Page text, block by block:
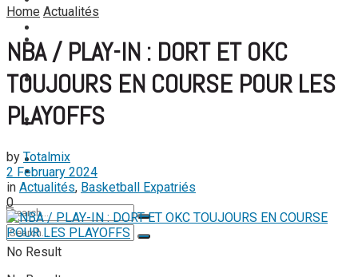
BASKETBALL
TENNIS
TENNIS DE TABLE
FOOT EXPATRIÉS
BASKETBALL
TENNIS
TENNIS DE TABLE
No Result
View All Result
Home Actualités
NBA / PLAY-IN : DORT ET OKC
TOUJOURS EN COURSE POUR LES
PLAYOFFS
by Totalmix
2 February 2024
in Actualités, Basketball Expatriés
0